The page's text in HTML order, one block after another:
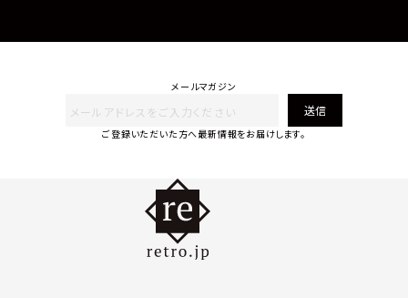
メールマガジン
送信
ご登録いただいた方へ最新情報をお届けします。